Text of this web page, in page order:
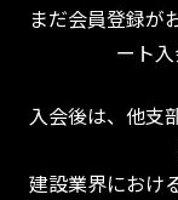
まだ会員登録が
ート
入会後は、他支
建設業界におけ